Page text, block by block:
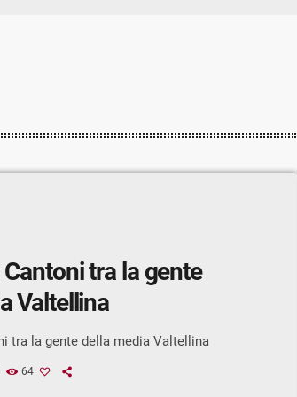
tra la gente
Valtellina
tra la gente della media Valtellina
64